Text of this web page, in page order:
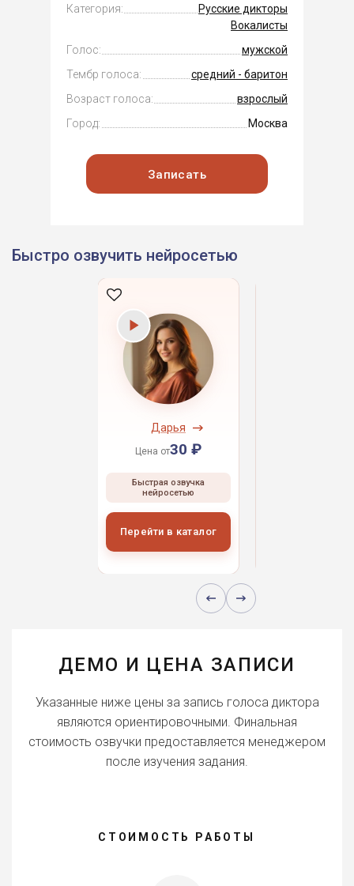
Категория:
Русские дикторы
Вокалисты
Голос:
мужской
Тембр голоса:
средний - баритон
Возраст голоса:
взрослый
Город:
Москва
Записать
Быстро озвучить нейросетью
Дарья
Цена от30 ₽
Быстрая озвучка
нейросетью
Перейти в каталог
ДЕМО И ЦЕНА ЗАПИСИ
Указанные ниже цены за запись голоса диктора
являются ориентировочными. Финальная
стоимость озвучки предоставляется менеджером
после изучения задания.
СТОИМОСТЬ РАБОТЫ